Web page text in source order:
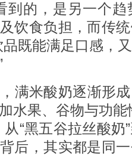
到的，是另一个
饮食负担，而传
品既能满足口感，
米酸奶逐渐形
水果、谷物与功
“黑五谷拉丝酸
后，其实都是同